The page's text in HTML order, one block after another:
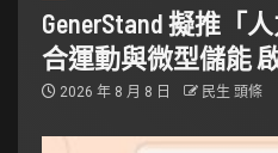
GenerStand 擬推「
合運動與微型儲能
2026 年 8 月 8 日 民生 頭條